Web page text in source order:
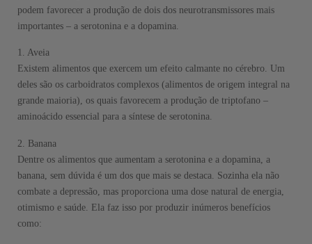
podem favorecer a produção de dois dos neurotransmissores mais
importantes – a serotonina e a dopamina.
1. Aveia
Existem alimentos que exercem um efeito calmante no cérebro. Um
deles são os carboidratos complexos (alimentos de origem integral na
grande maioria), os quais favorecem a produção de triptofano –
aminoácido essencial para a síntese de serotonina.
2. Banana
Dentre os alimentos que aumentam a serotonina e a dopamina, a
banana, sem dúvida é um dos que mais se destaca. Sozinha ela não
combate a depressão, mas proporciona uma dose natural de energia,
otimismo e saúde. Ela faz isso por produzir inúmeros benefícios
como: